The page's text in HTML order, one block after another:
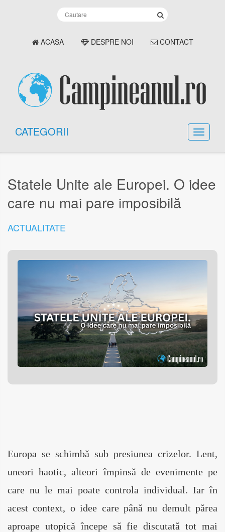
ACASA DESPRE NOI CONTACT
CATEGORII
Statele Unite ale Europei. O idee
care nu mai pare imposibilă
ACTUALITATE
Europa se schimbă sub presiunea crizelor. Lent,
uneori haotic, alteori împinsă de evenimente pe
care nu le mai poate controla individual. Iar în
acest context, o idee care până nu demult părea
aproape utopică începe să fie discutată tot mai